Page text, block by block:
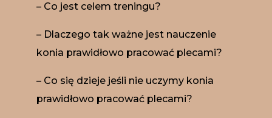
– Co jest celem treningu?
– Dlaczego tak ważne jest nauczenie
konia prawidłowo pracować plecami?
– Co się dzieje jeśli nie uczymy konia
prawidłowo pracować plecami?